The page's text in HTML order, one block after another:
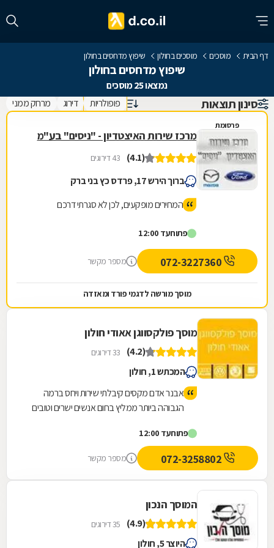
דף הבית מוסכים מוסכים בחולון שיפוץ מדחסים בחולון
שיפוץ מדחסים בחולון
נמצאו 25 מוסכים
סינון תוצאות פופולריות דירוג מרחק ממני
פרסומת
מרכז שירות האיצטדיון - "ניסים" בע"מ
(4.1) 43 דירוגים
ברוך הירש 17, פרדס כץ בני ברק
המחירים מופקעים, לכן לא סגרתי דרכם
פתוחעד 12:00
מספר מקשר
מוסך מורשה לדגמי פורד ומאזדה
מוסך פולקסווגן אאודי חולון
(4.2) 33 דירוגים
המכתש 1, חולון
אבנר אדם מקסים קיבלתי שירות ויחס ברמה
הגבוהה ביותר ממליץ בחום אנשים ישרים וטובים
פתוחעד 12:00
מספר מקשר
המוסך הנכון
(4.9) 35 דירוגים
היוצר 5, חולון